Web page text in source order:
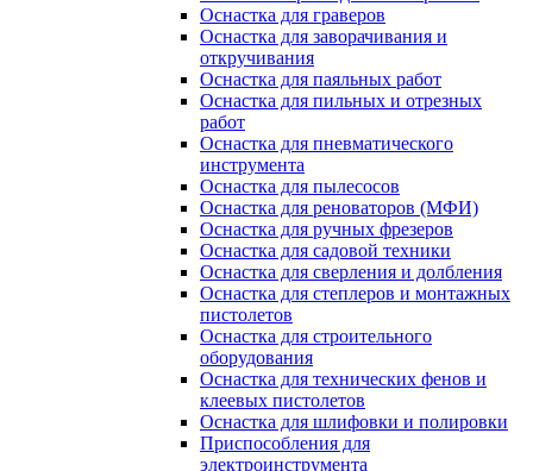
Оснастка для граверов
Оснастка для заворачивания и
откручивания
Оснастка для паяльных работ
Оснастка для пильных и отрезных
работ
Оснастка для пневматического
инструмента
Оснастка для пылесосов
Оснастка для реноваторов (МФИ)
Оснастка для ручных фрезеров
Оснастка для садовой техники
Оснастка для сверления и долбления
Оснастка для степлеров и монтажных
пистолетов
Оснастка для строительного
оборудования
Оснастка для технических фенов и
клеевых пистолетов
Оснастка для шлифовки и полировки
Приспособления для
электроинструмента